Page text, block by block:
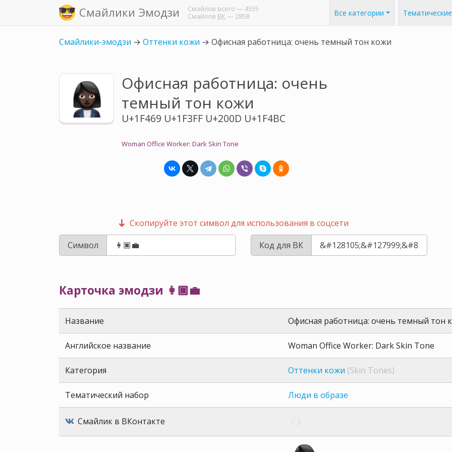
Смайлики Эмодзи Смайлов всего — 4555
Смайлов ВК — 2858 Все категории
Смайлики-эмодзи → Оттенки кожи → Офисная работница: очень темный тон кожи
Офисная работница: очень
темный тон кожи
U+1F469 U+1F3FF U+200D U+1F4BC
Woman Office Worker: Dark Skin Tone
Скопируйте этот символ для использования в соцсети
Символ
Код для ВК
Карточка эмодзи 👩🏿‍💼
Название Офисная работница: очень темный тон
Английское название Woman Office Worker: Dark Skin Tone
Категория Оттенки кожи (Skin Tones)
Тематический набор Люди в образе
Смайлик в ВКонтакте